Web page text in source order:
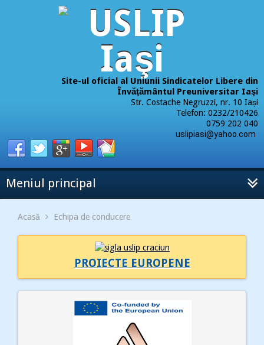
Site-ul oficial al Uniunii Sindicatelor Libere din
Învăţământul Preuniversitar Iaşi
Str. Costache Negruzzi, nr. 10 Iași
Telefon: 0232/210426
0759 202 040
uslipiasi@yahoo.com
Meniul principal
Acasă Echipa de conducere
PROIECTE EUROPENE